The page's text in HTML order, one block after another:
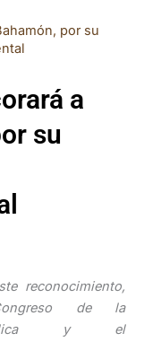
por su
a
su
reconocimiento,
de la
y el